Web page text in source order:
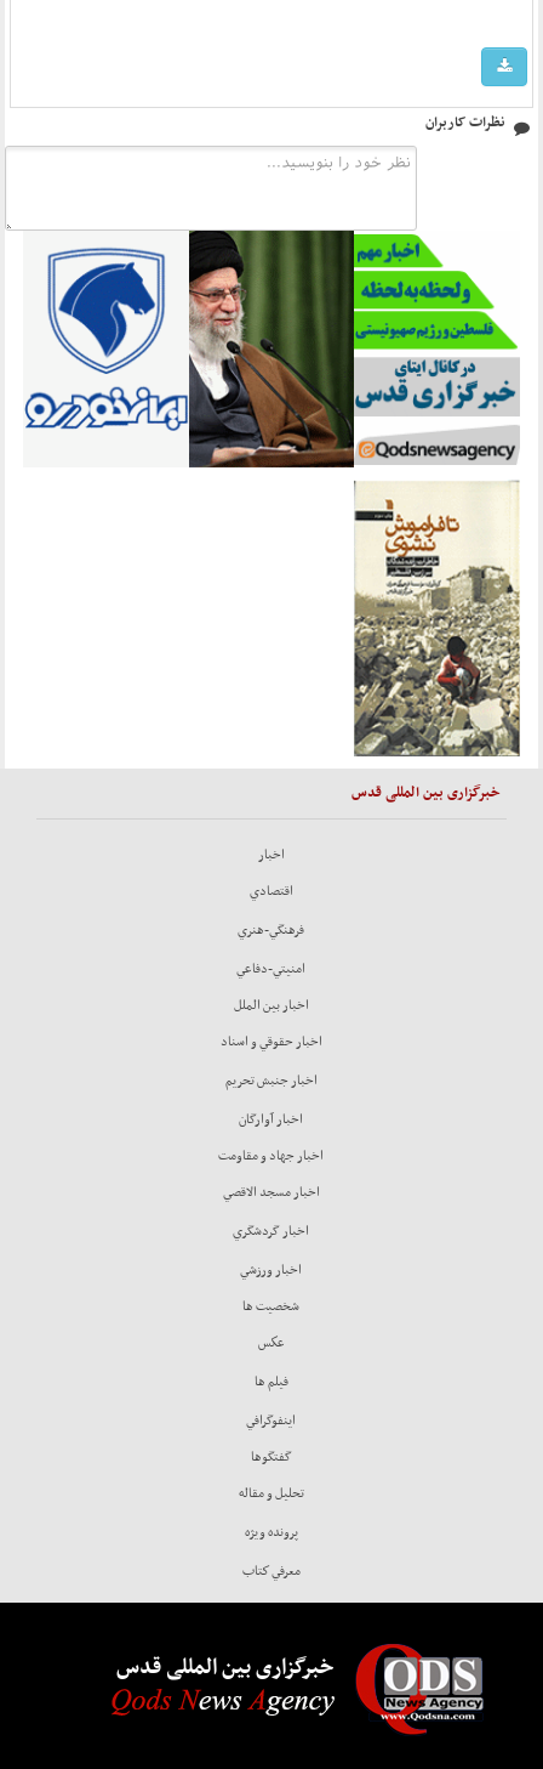
نظرات کاربران
خبرگزاری بین المللی قدس
اخبار
اقتصادي
فرهنگي-هنري
امنيتي-دفاعي
اخبار بين الملل
اخبار حقوقي و اسناد
اخبار جنبش تحريم
اخبار آوارگان
اخبار جهاد و مقاومت
اخبار مسجد الاقصي
اخبار گردشگري
اخبار ورزشي
شخصيت ها
عكس
فيلم ها
اينفوگرافي
گفتگوها
تحليل و مقاله
پرونده ويژه
معرفي كتاب
خبرگزاری بین المللی قدس